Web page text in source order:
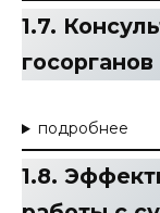
1.7.
госорганов
подробнее
1.8.